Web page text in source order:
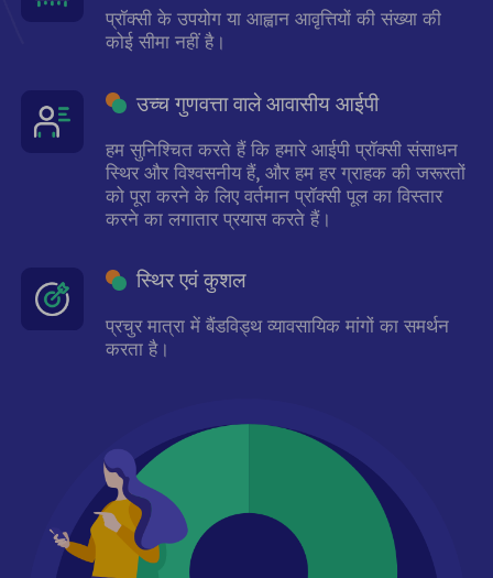
प्रॉक्सी के उपयोग या आह्वान आवृत्तियों की संख्या की
कोई सीमा नहीं है।
उच्च गुणवत्ता वाले आवासीय आईपी
हम सुनिश्चित करते हैं कि हमारे आईपी प्रॉक्सी संसाधन
स्थिर और विश्वसनीय हैं, और हम हर ग्राहक की जरूरतों
को पूरा करने के लिए वर्तमान प्रॉक्सी पूल का विस्तार
करने का लगातार प्रयास करते हैं।
स्थिर एवं कुशल
प्रचुर मात्रा में बैंडविड्थ व्यावसायिक मांगों का समर्थन
करता है।